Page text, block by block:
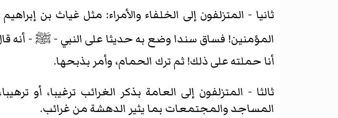
ثانيا - المتزلفون إلى الخلفاء والأمراء: مثل غياث بن
المؤمنين! فساق سندا وضع به حديثا على النبي - ﷺ - أنه
أنا حملته على ذلك! ثم ترك الحمام، وأمر بذبحها.
ثالثا - المتزلفون إلى العامة بذكر الغرائب ترغيبا، أو
المساجد والمجتمعات بما يثير الدهشة من غرائب.